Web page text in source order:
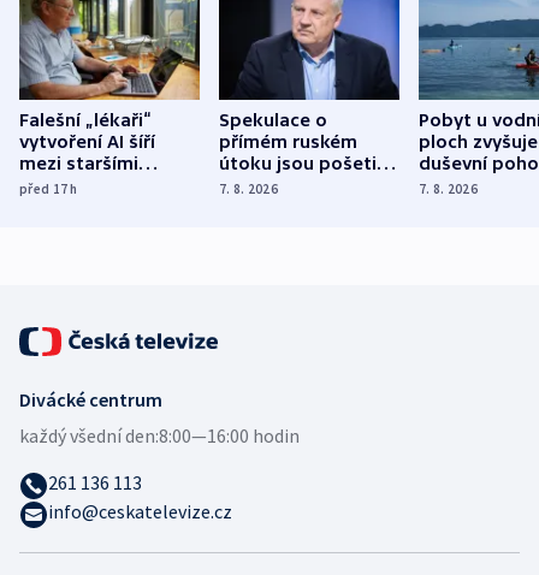
Falešní „lékaři“
vytvoření AI šíří
mezi staršími
Poláky nebezpečné
před 17h
Spekulace o
přímém ruském
útoku jsou pošetilé,
míní estonský
7. 8. 2026
Pobyt u
ploch zvyšuje
duševní
ukázala
7. 8. 2026
Divácké centrum
každý všední den:8:00—16:00 hodin
261 136 113
info@ceskatelevize.cz